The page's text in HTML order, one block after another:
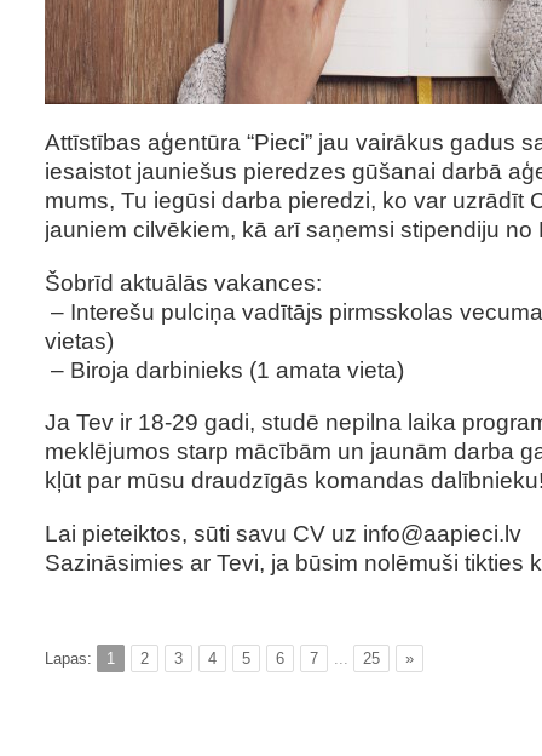
Attīstības aģentūra “Pieci” jau vairākus gadus
iesaistot jauniešus pieredzes gūšanai darbā
mums, Tu iegūsi darba pieredzi, ko var uzrādīt
jauniem cilvēkiem, kā arī saņemsi stipendiju no
Šobrīd aktuālās vakances:
– Interešu pulciņa vadītājs pirmsskolas
vietas)
– Biroja darbinieks (1 amata vieta)
Ja Tev ir 18-29 gadi, studē nepilna laika
meklējumos starp mācībām un jaunām darba
kļūt par mūsu draudzīgās komandas
Lai pieteiktos, sūti savu CV uz info@aapieci.lv
Sazināsimies ar Tevi, ja būsim nolēmuši tikties
Lapas: 1 2 3 4 5 6 7 ... 25 »